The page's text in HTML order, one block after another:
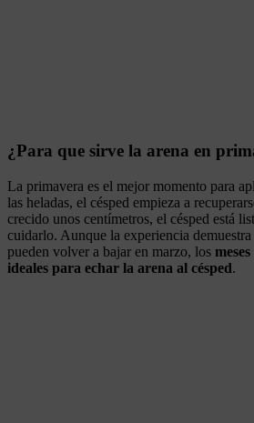
¿Para que sirve la arena en
La primavera es el mejor momento para
las heladas, el césped empieza a
crecido unos centímetros, el césped está
cuidarlo. Aunque la experiencia demuestra
pueden volver a bajar en marzo, los
ideales para echar la arena al césped.